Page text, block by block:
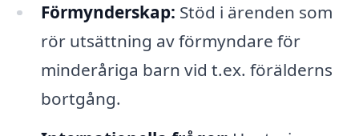
Förmynderskap: Stöd i ärenden som
rör utsättning av förmyndare för
minderåriga barn vid t.ex. förälderns
bortgång.